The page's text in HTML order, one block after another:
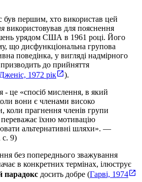
був першим, хто використав цей
використовував для пояснення
урядом США в 1961 році. Його
що дисфункціональна групова
поведінка, у вигляді надмірного
до прийняття
Дженіс, 1972 рік
).
- це «спосіб мислення, в який
вони є членами високо
коли прагнення членів групи
переважає їхню мотивацію
альтернативні шляхи». —
с. 9)
без попереднього зважування
в конкретних термінах, ілюструє
парадокс досить добре (Гарві, 1974